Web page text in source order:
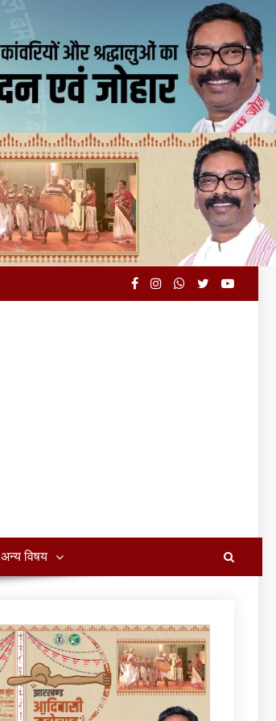
अन्य विषय